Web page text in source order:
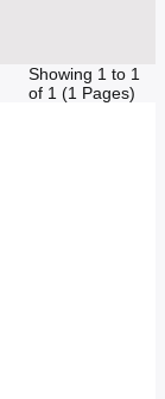
Showing 1 to 1
of 1 (1 Pages)